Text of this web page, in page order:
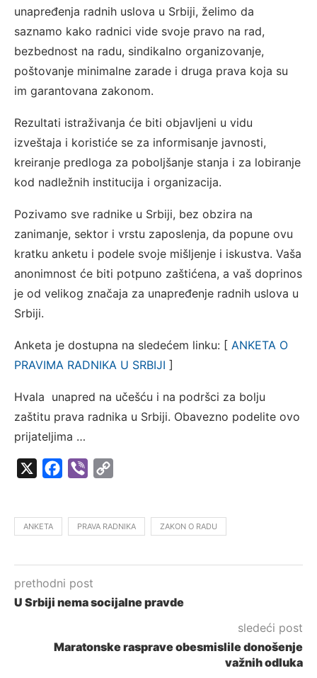
unapređenja radnih uslova u Srbiji, želimo da
saznamo kako radnici vide svoje pravo na rad,
bezbednost na radu, sindikalno organizovanje,
poštovanje minimalne zarade i druga prava koja su
im garantovana zakonom.
Rezultati istraživanja će biti objavljeni u vidu
izveštaja i koristiće se za informisanje javnosti,
kreiranje predloga za poboljšanje stanja i za lobiranje
kod nadležnih institucija i organizacija.
Pozivamo sve radnike u Srbiji, bez obzira na
zanimanje, sektor i vrstu zaposlenja, da popune ovu
kratku anketu i podele svoje mišljenje i iskustva. Vaša
anonimnost će biti potpuno zaštićena, a vaš doprinos
je od velikog značaja za unapređenje radnih uslova u
Srbiji.
Anketa je dostupna na sledećem linku: [ ANKETA O
PRAVIMA RADNIKA U SRBIJI ]
Hvala unapred na učešću i na podršci za bolju
zaštitu prava radnika u Srbiji. Obavezno podelite ovo
prijateljima …
Facebook
Viber
ANKETA PRAVA RADNIKA ZAKON O RADU
prethodni post
U Srbiji nema socijalne pravde
sledeći post
Maratonske rasprave obesmislile donošenje
važnih odluka